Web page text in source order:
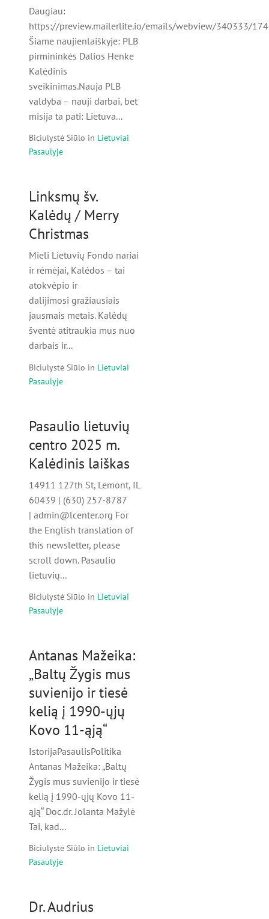
Daugiau:
https://preview.mailerlite.io/emails/webview/340333/
Šiame naujienlaiškyje: PLB
pirmininkės Dalios Henke
Kalėdinis
sveikinimas.Nauja PLB
valdyba – nauji darbai, bet
misija ta pati: Lietuva...
Biciulystė Siūlo in Lietuviai
Pasaulyje
Linksmų šv.
Kalėdų / Merry
Christmas
Mieli Lietuvių Fondo nariai
ir rėmėjai, Kalėdos – tai
atokvėpio ir
dalijimosi gražiausiais
jausmais metais. Kalėdų
šventė atitraukia mus nuo
darbais ir...
Biciulystė Siūlo in Lietuviai
Pasaulyje
Pasaulio lietuvių
centro 2025 m.
Kalėdinis laiškas
14911 127th St, Lemont, IL
60439 | (630) 257-8787
| admin@lcenter.org For
the English translation of
this newsletter, please
scroll down. Pasaulio
lietuvių...
Biciulystė Siūlo in Lietuviai
Pasaulyje
Antanas Mažeika:
„Baltų Žygis mus
suvienijo ir tiesė
kelią į 1990-ųjų
Kovo 11-ąją“
IstorijaPasaulisPolitika
Antanas Mažeika: „Baltų
Žygis mus suvienijo ir tiesė
kelią į 1990-ųjų Kovo 11-
ąją“ Doc.dr. Jolanta Mažylė
Tai, kad...
Biciulystė Siūlo in Lietuviai
Pasaulyje
Dr. Audrius